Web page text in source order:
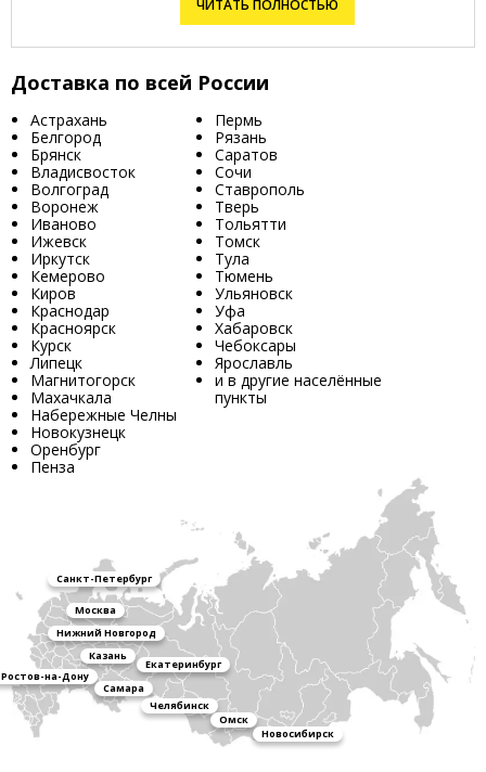
ЧИТАТЬ ПОЛНОСТЬЮ
Доставка по всей России
Астрахань
Белгород
Брянск
Владисвосток
Волгоград
Воронеж
Иваново
Ижевск
Иркутск
Кемерово
Киров
Краснодар
Красноярск
Курск
Липецк
Магнитогорск
Махачкала
Набережные Челны
Новокузнецк
Оренбург
Пенза
Пермь
Рязань
Саратов
Сочи
Ставрополь
Тверь
Тольятти
Томск
Тула
Тюмень
Ульяновск
Уфа
Хабаровск
Чебоксары
Ярославль
и в другие населённые
пункты
Санкт-Петербург
Москва
Нижний Новгород
Казань
Екатеринбург
Ростов-на-Дону
Самара
Челябинск
Омск
Новосибирск